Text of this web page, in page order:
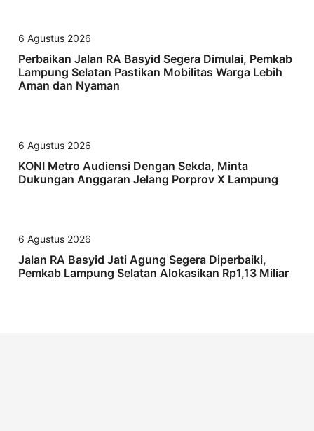
6 Agustus 2026
Perbaikan Jalan RA Basyid Segera Dimulai, Pemkab
Lampung Selatan Pastikan Mobilitas Warga Lebih
Aman dan Nyaman
6 Agustus 2026
KONI Metro Audiensi Dengan Sekda, Minta
Dukungan Anggaran Jelang Porprov X Lampung
6 Agustus 2026
Jalan RA Basyid Jati Agung Segera Diperbaiki,
Pemkab Lampung Selatan Alokasikan Rp1,13 Miliar